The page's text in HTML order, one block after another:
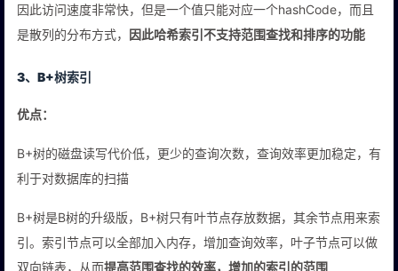
因此访问速度非常快，但是一个值只能对应一个hashCode，而且
是散列的分布方式， 因此哈希索引不支持范围查找和排序的功能
3、B+树索引
优点：
B+树的磁盘读写代价低，更少的查询次数，查询效率更加稳定，有
利于对数据库的扫描
B+树是B树的升级版，B+树只有叶节点存放数据，其余节点用来索
引。索引节点可以全部加入内存，增加查询效率，叶子节点可以做
双向链表，从而提高范围查找的效率，增加的索引的范围